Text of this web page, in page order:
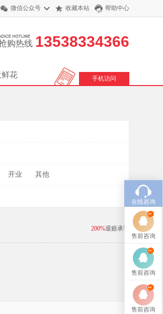
微信公众号 收藏本站 帮助中心
购热线 13538334366
花 手机访问
开业 其他
200%退赔承诺
在线咨询
售前咨询
售前咨询
售前咨询